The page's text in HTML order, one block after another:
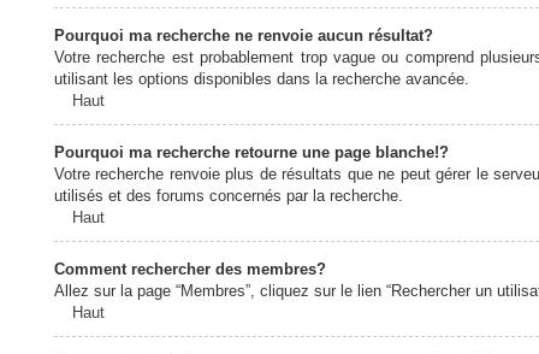
Pourquoi ma recherche ne renvoie aucun résultat?
Votre recherche est probablement trop vague ou comprend
utilisant les options disponibles dans la recherche avancée.
Haut
Pourquoi ma recherche retourne une page blanche!?
Votre recherche renvoie plus de résultats que ne peut gérer le
utilisés et des forums concernés par la recherche.
Haut
Comment rechercher des membres?
Allez sur la page “Membres”, cliquez sur le lien “Rechercher un
Haut